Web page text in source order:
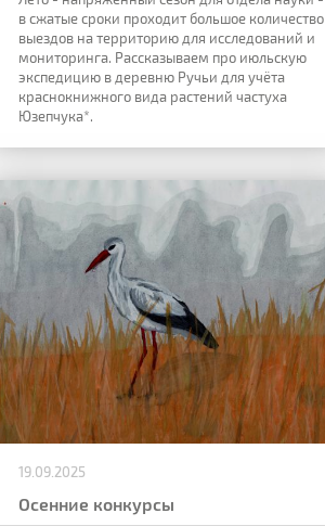
в сжатые сроки проходит большое количество
выездов на территорию для исследований и
мониторинга. Рассказываем про июльскую
экспедицию в деревню Ручьи для учёта
краснокнижного вида растений частуха
Юзепчука*.
19.09.2025
Осенние конкурсы